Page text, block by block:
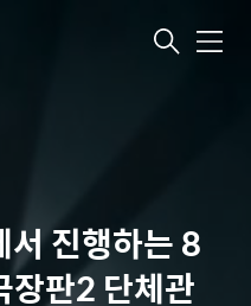
메
진행하는 8
장판2 단체관